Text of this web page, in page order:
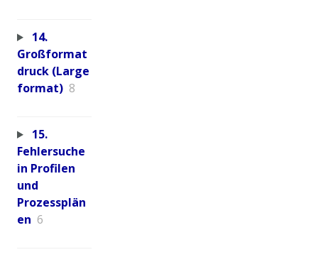
14.
Großformat
druck (Large
format) 8
15.
Fehlersuche
in Profilen
und
Prozessplän
en 6